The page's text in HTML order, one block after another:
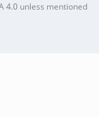
4.0unless mentioned